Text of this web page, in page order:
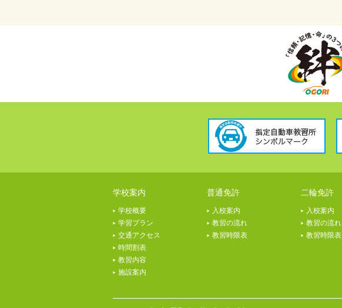
学校案内
学校概要
学習プラン
交通アクセス
時間割表
教習内容
施設案内
普通免許
入校案内
教習の流れ
教習時限表
二輪免許
入校案内
教習の流れ
教習時限表